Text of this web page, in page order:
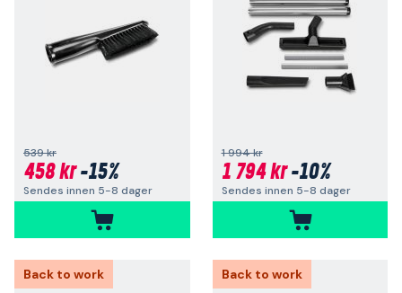
539 kr
458 kr-15%
Sendes innen 5-8 dager
1 994 kr
1 794 kr-10%
Sendes innen 5-8 dager
Back to work
Back to work